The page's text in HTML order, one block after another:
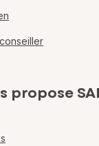
propose